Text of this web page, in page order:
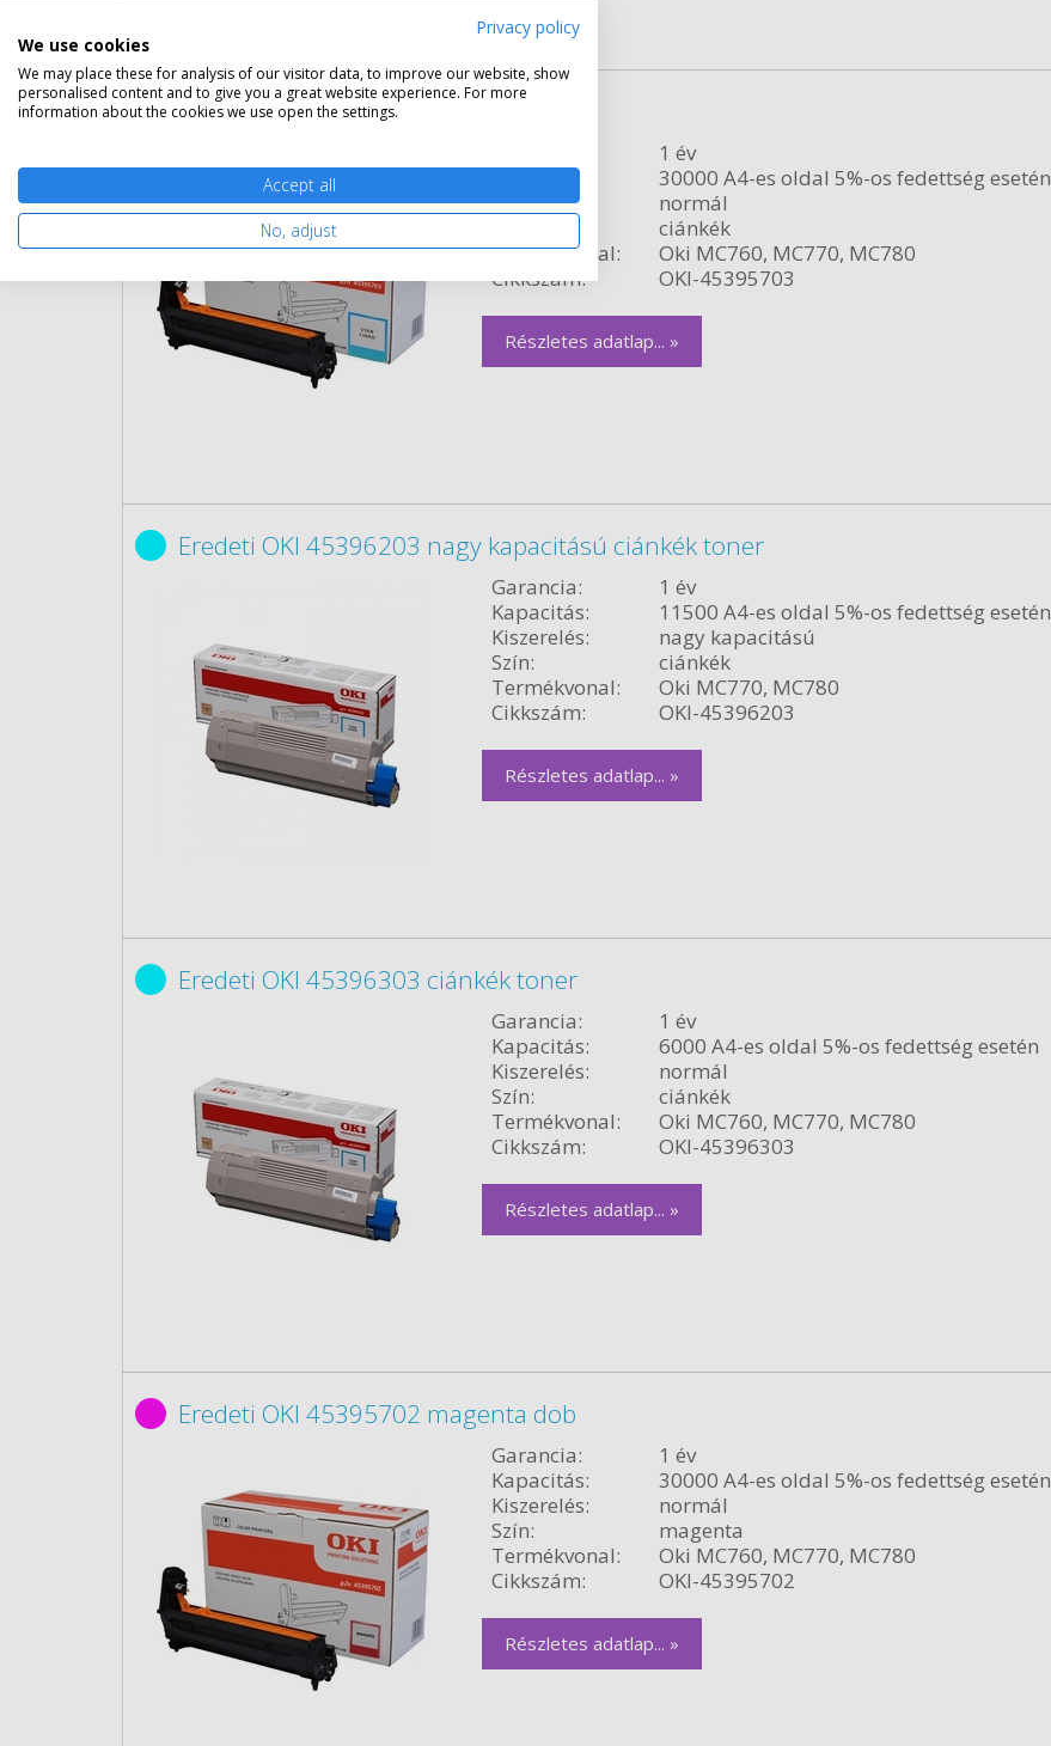
Eredeti OKI 45395703 ciánkék dob
1 év
Kapacitás:
30000 A4-es oldal 5%-os fedettség esetén
Kiszerelés:
normál
ciánkék
Termékvonal:
Oki MC760, MC770, MC780
Cikkszám:
OKI-45395703
Részletes adatlap... »
Eredeti OKI 45396203 nagy kapacitású ciánkék toner
Garancia:
1 év
Kapacitás:
11500 A4-es oldal 5%-os fedettség esetén
Kiszerelés:
nagy kapacitású
Szín:
ciánkék
Termékvonal:
Oki MC770, MC780
Cikkszám:
OKI-45396203
Részletes adatlap... »
Eredeti OKI 45396303 ciánkék toner
Garancia:
1 év
Kapacitás:
6000 A4-es oldal 5%-os fedettség esetén
Kiszerelés:
normál
Szín:
ciánkék
Termékvonal:
Oki MC760, MC770, MC780
Cikkszám:
OKI-45396303
Részletes adatlap... »
Eredeti OKI 45395702 magenta dob
Garancia:
1 év
Kapacitás:
30000 A4-es oldal 5%-os fedettség esetén
Kiszerelés:
normál
Szín:
magenta
Termékvonal:
Oki MC760, MC770, MC780
Cikkszám:
OKI-45395702
Részletes adatlap... »
Privacy policy
We use cookies
We may place these for analysis of our visitor data, to improve our website, show
personalised content and to give you a great website experience. For more
information about the cookies we use open the settings.
Accept all
No, adjust